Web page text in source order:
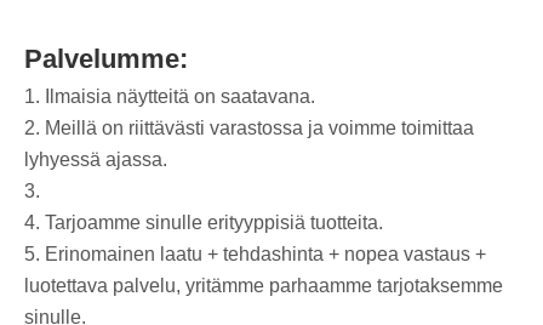
Palvelumme:
1. Ilmaisia näytteitä on saatavana.
2. Meillä on riittävästi varastossa ja voimme toimittaa
lyhyessä ajassa.
3.
4. Tarjoamme sinulle erityyppisiä tuotteita.
5. Erinomainen laatu + tehdashinta + nopea vastaus +
luotettava palvelu, yritämme parhaamme tarjotaksemme
sinulle.